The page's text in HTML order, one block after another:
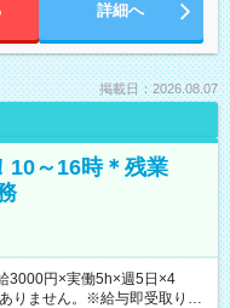
詳細へ
掲載日：2026.08.07
10～16時＊残業
円×実働5h×週5日×4
りません。※給与即受取りサ